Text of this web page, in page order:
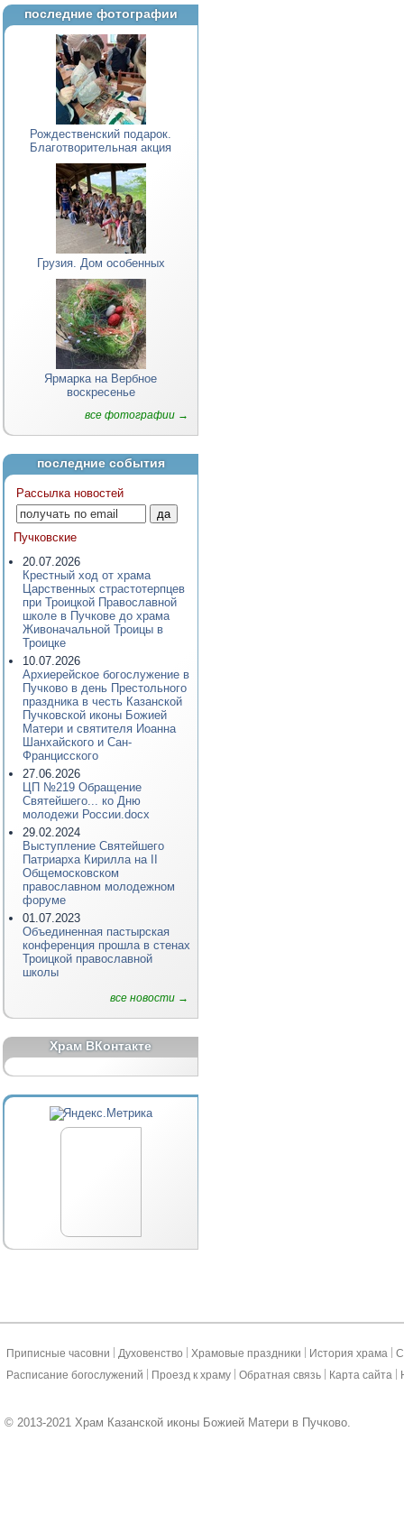
последние фотографии
Рождественский подарок.
Благотворительная акция
Грузия. Дом особенных
Ярмарка на Вербное
воскресенье
все фотографии →
последние события
Рассылка новостей
Пучковские
20.07.2026
Крестный ход от храма
Царственных страстотерпцев
при Троицкой Православной
школе в Пучкове до храма
Живоначальной Троицы в
Троицке
10.07.2026
Архиерейское богослужение в
Пучково в день Престольного
праздника в честь Казанской
Пучковской иконы Божией
Матери и святителя Иоанна
Шанхайского и Сан-
Францисского
27.06.2026
ЦП №219 Обращение
Святейшего... ко Дню
молодежи России.docx
29.02.2024
Выступление Святейшего
Патриарха Кирилла на II
Общемосковском
православном молодежном
форуме
01.07.2023
Объединенная пастырская
конференция прошла в стенах
Троицкой православной
школы
все новости →
Храм ВКонтакте
Приписные часовни Духовенство Храмовые праздники История храма
Расписание богослужений
Проезд к храму Обратная связь Карта сайта
© 2013-2021 Храм Казанской иконы Божией Матери в Пучково.